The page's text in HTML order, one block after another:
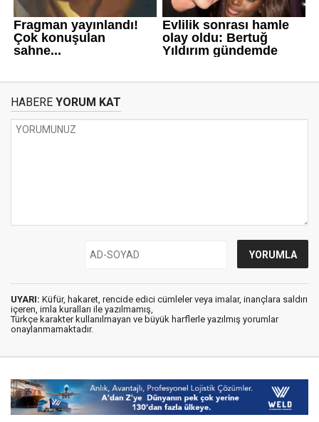
HABERE YORUM KAT
UYARI: Küfür, hakaret, rencide edici cümleler veya imalar, inançlara saldırı
içeren, imla kuralları ile yazılmamış,
Türkçe karakter kullanılmayan ve büyük harflerle yazılmış yorumlar
onaylanmamaktadır.